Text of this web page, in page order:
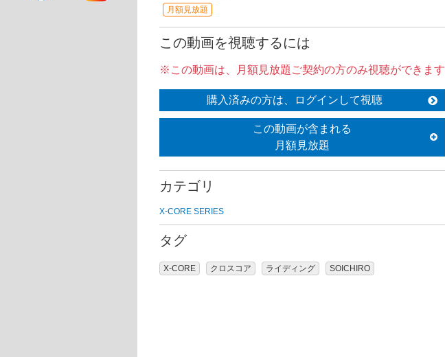
月額見放題
この動画を視聴するには
※この動画は、月額見放題ご契約の方のみ視聴ができます
購入済みの方は、ログインして視聴
この動画が含まれる
月額見放題
カテゴリ
X-CORE SERIES
タグ
X-CORE クロスコア ライディング SOICHIRO